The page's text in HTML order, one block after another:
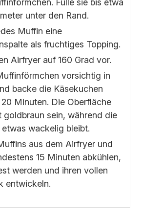
Fülle sie bis etwa
unter den Rand.
Muffin eine
als fruchtiges Topping.
Airfryer auf 160 Grad vor.
vorsichtig in
backe die Käsekuchen
Minuten. Die Oberfläche
goldbraun sein, während die
wackelig bleibt.
aus dem Airfryer und
15 Minuten abkühlen,
werden und ihren vollen
entwickeln.